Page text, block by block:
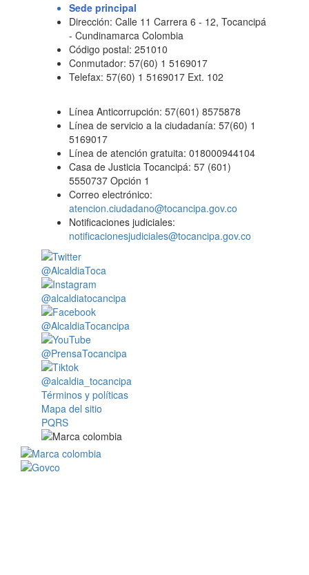
Sede principal
Dirección: Calle 11 Carrera 6 - 12, Tocancipá
- Cundinamarca Colombia
Código postal: 251010
Conmutador: 57(60) 1 5169017
Telefax: 57(60) 1 5169017 Ext. 102
Línea Anticorrupción: 57(601) 8575878
Línea de servicio a la ciudadanía: 57(60) 1
5169017
Línea de atención gratuita: 018000944104
Casa de Justicia Tocancipá: 57 (601)
5550737 Opción 1
Correo electrónico:
atencion.ciudadano@tocancipa.gov.co
Notificaciones judiciales:
notificacionesjudiciales@tocancipa.gov.co
@AlcaldiaToca
@alcaldiatocancipa
@AlcaldiaTocancipa
@PrensaTocancipa
@alcaldia_tocancipa
Términos y políticas
Mapa del sitio
PQRS